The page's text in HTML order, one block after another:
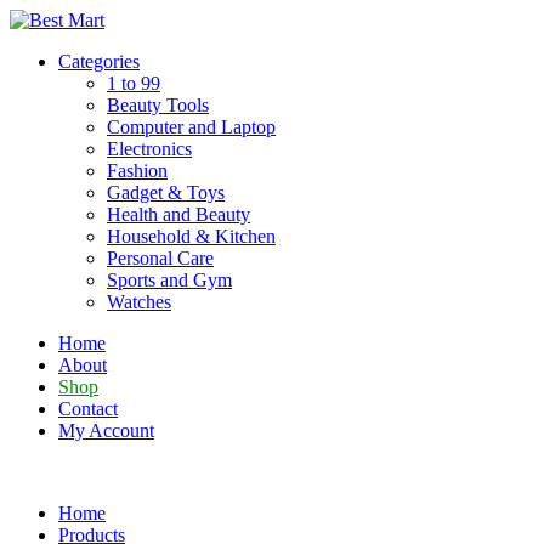
Skip
contentCategories
1 to 99
Beauty Tools
Computer and Laptop
Electronics
Fashion
Gadget & Toys
Health and Beauty
Household & Kitchen
Personal Care
Sports and Gym
Watches
Home
About
Shop
Contact
My Account
Home
Products